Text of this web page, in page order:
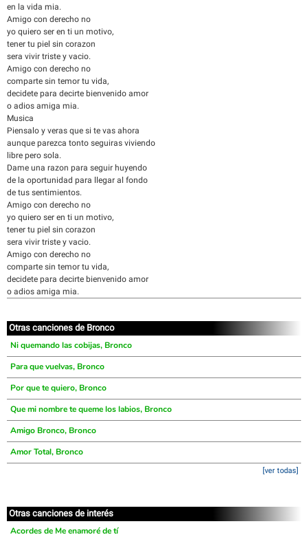
en la vida mia.
Amigo con derecho no
yo quiero ser en ti un motivo,
tener tu piel sin corazon
sera vivir triste y vacio.
Amigo con derecho no
comparte sin temor tu vida,
decidete para decirte bienvenido amor
o adios amiga mia.
Musica
Piensalo y veras que si te vas ahora
aunque parezca tonto seguiras viviendo
libre pero sola.
Dame una razon para seguir huyendo
de la oportunidad para llegar al fondo
de tus sentimientos.
Amigo con derecho no
yo quiero ser en ti un motivo,
tener tu piel sin corazon
sera vivir triste y vacio.
Amigo con derecho no
comparte sin temor tu vida,
decidete para decirte bienvenido amor
o adios amiga mia.
Otras canciones de Bronco
Ni quemando las cobijas, Bronco
Para que vuelvas, Bronco
Por que te quiero, Bronco
Que mi nombre te queme los labios, Bronco
Amigo Bronco, Bronco
Amor Total, Bronco
[ver todas]
Otras canciones de interés
Acordes de Me enamoré de tí